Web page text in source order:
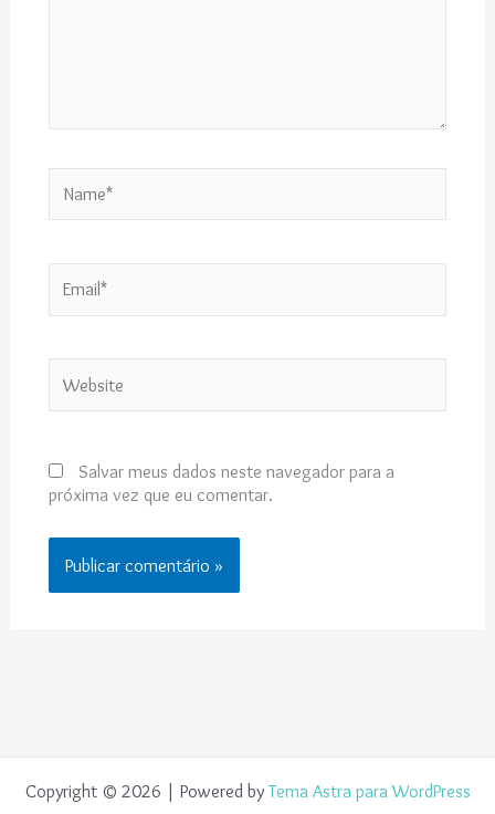
Salvar meus dados neste navegador para a
próxima vez que eu comentar.
Copyright © 2026 | Powered byTema Astra para WordPress